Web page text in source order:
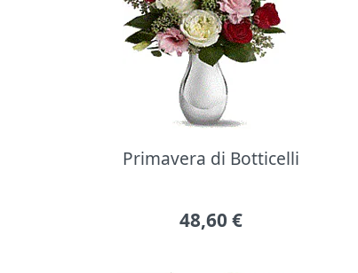
Primavera di Botticelli
48,60 €